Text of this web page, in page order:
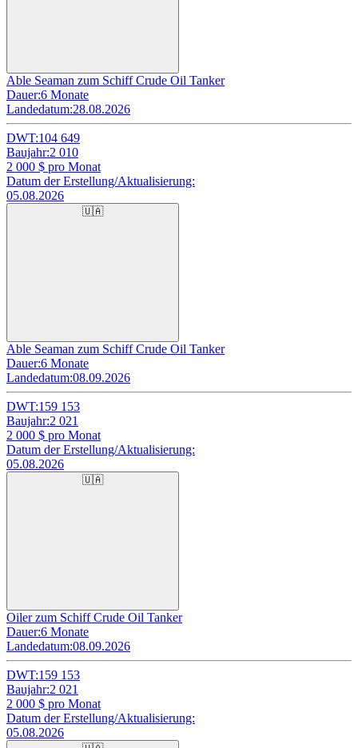
Able Seaman zum Schiff Crude Oil Tanker
Dauer:6 Monate
Landedatum:28.08.2026
DWT:104 649
Baujahr:2 010
2 000 $ pro Monat
Datum der Erstellung/Aktualisierung:
05.08.2026
🇺🇦
Able Seaman zum Schiff Crude Oil Tanker
Dauer:6 Monate
Landedatum:08.09.2026
DWT:159 153
Baujahr:2 021
2 000 $ pro Monat
Datum der Erstellung/Aktualisierung:
05.08.2026
🇺🇦
Oiler zum Schiff Crude Oil Tanker
Dauer:6 Monate
Landedatum:08.09.2026
DWT:159 153
Baujahr:2 021
2 000 $ pro Monat
Datum der Erstellung/Aktualisierung:
05.08.2026